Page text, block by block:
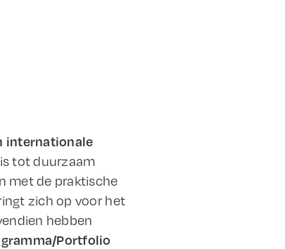
internationale
tot duurzaam
met de praktische
zich op voor het
hebben
Portfolio